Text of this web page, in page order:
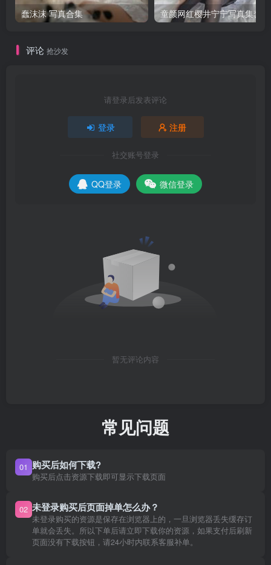
蠢沫沫 写真合集 童颜网红樱井宁宁写真集套图
评论 抢沙发
请登录后发表评论
登录 注册
社交账号登录
QQ登录 微信登录
暂无评论内容
常见问题
01 购买后如何下载?
购买后点击资源下载即可显示下载页面
02 未登录购买后页面掉单怎么办？
未登录购买的资源是保存在浏览器上的，一旦浏览器丢失缓存订
单就会丢失。所以下单后请立即下载你的资源，如果支付后刷新
页面没有下载按钮，请24小时内联系客服补单。